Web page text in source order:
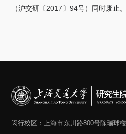
（沪交研〔2017〕94号）同时废止。
闵行校区：上海市东川路800号陈瑞球